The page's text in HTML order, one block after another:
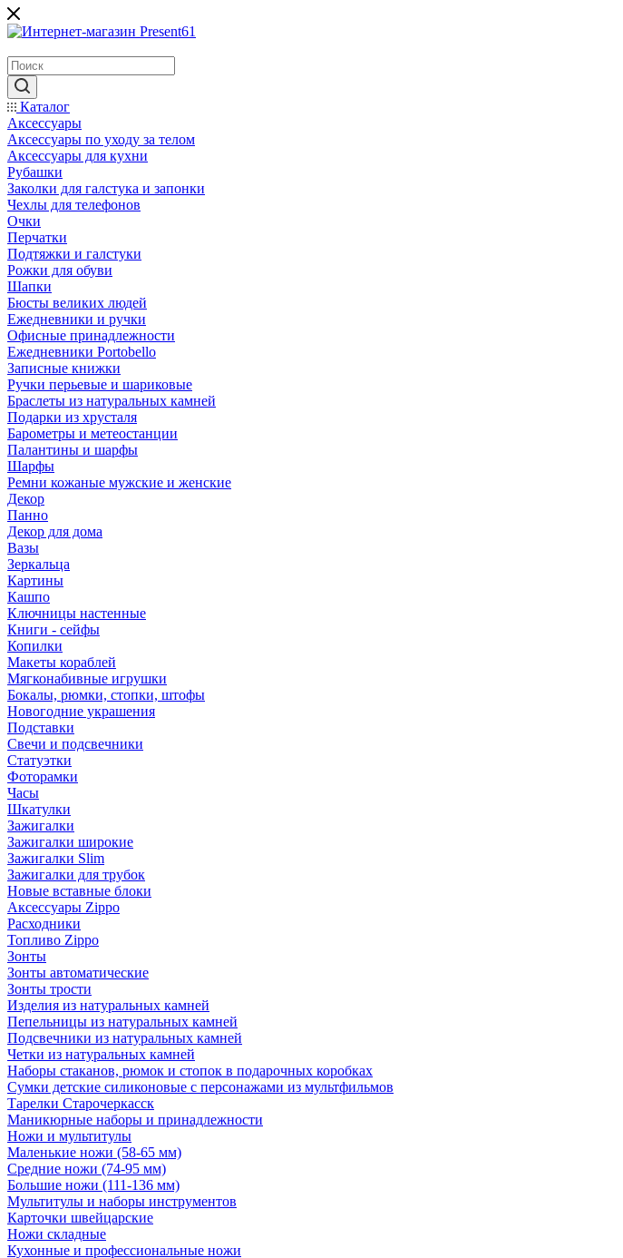
Каталог
Аксессуары
Аксессуары по уходу за телом
Аксессуары для кухни
Рубашки
Заколки для галстука и запонки
Чехлы для телефонов
Очки
Перчатки
Подтяжки и галстуки
Рожки для обуви
Шапки
Бюсты великих людей
Ежедневники и ручки
Офисные принадлежности
Ежедневники Portobello
Записные книжки
Ручки перьевые и шариковые
Браслеты из натуральных камней
Подарки из хрусталя
Барометры и метеостанции
Палантины и шарфы
Шарфы
Ремни кожаные мужские и женские
Декор
Панно
Декор для дома
Вазы
Зеркальца
Картины
Кашпо
Ключницы настенные
Книги - сейфы
Копилки
Макеты кораблей
Мягконабивные игрушки
Бокалы, рюмки, стопки, штофы
Новогодние украшения
Подставки
Свечи и подсвечники
Статуэтки
Фоторамки
Часы
Шкатулки
Зажигалки
Зажигалки широкие
Зажигалки Slim
Зажигалки для трубок
Новые вставные блоки
Аксессуары Zippo
Расходники
Топливо Zippo
Зонты
Зонты автоматические
Зонты трости
Изделия из натуральных камней
Пепельницы из натуральных камней
Подсвечники из натуральных камней
Четки из натуральных камней
Наборы стаканов, рюмок и стопок в подарочных коробках
Сумки детские силиконовые с персонажами из мультфильмов
Тарелки Старочеркасск
Маникюрные наборы и принадлежности
Ножи и мультитулы
Маленькие ножи (58-65 мм)
Средние ножи (74-95 мм)
Большие ножи (111-136 мм)
Мультитулы и наборы инструментов
Карточки швейцарские
Ножи складные
Кухонные и профессиональные ножи